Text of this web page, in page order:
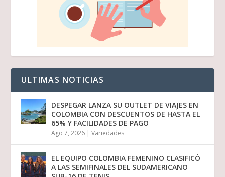
ULTIMAS NOTICIAS
DESPEGAR LANZA SU OUTLET DE VIAJES EN
COLOMBIA CON DESCUENTOS DE HASTA EL
65% Y FACILIDADES DE PAGO
Ago 7, 2026 |Variedades
EL EQUIPO COLOMBIA FEMENINO CLASIFICÓ
A LAS SEMIFINALES DEL SUDAMERICANO